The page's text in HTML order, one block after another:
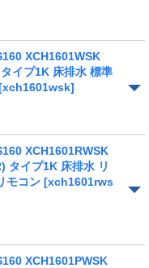
XCH1601WSK
イプ1K 床排水 標準
XCH1601RWSK
タイプ1K 床排水 リ
モコン [xch1601rws
XCH1601PWSK